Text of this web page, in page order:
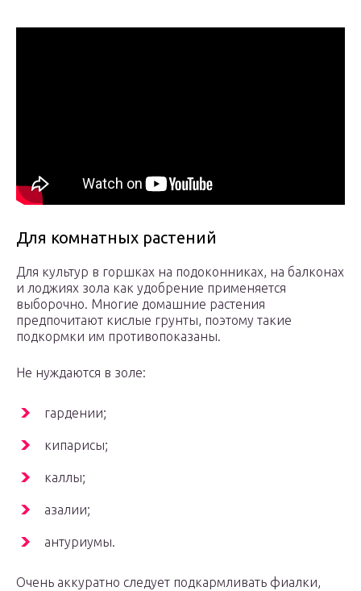
Для комнатных растений
Для культур в горшках на подоконниках, на балконах
и лоджиях зола как удобрение применяется
выборочно. Многие домашние растения
предпочитают кислые грунты, поэтому такие
подкормки им противопоказаны.
Не нуждаются в золе:
гардении;
кипарисы;
каллы;
азалии;
антуриумы.
Очень аккуратно следует подкармливать фиалки,